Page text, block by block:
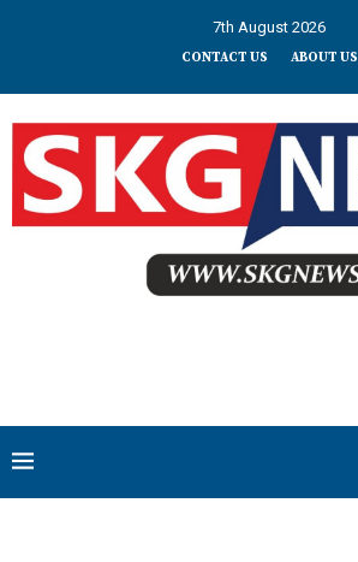
7th August 2026
CONTACT US ABOUT US